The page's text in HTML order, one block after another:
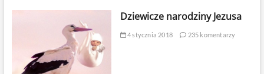
Dziewicze narodziny Jezusa
4 stycznia 2018 235 komentarzy